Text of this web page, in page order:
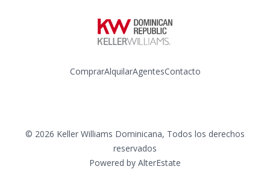
ComprarAlquilarAgentesContacto
© 2026 Keller Williams Dominicana, Todos los derechos
reservados
Powered by AlterEstate